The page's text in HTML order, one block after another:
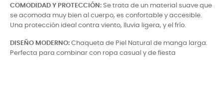
COMODIDAD Y PROTECCIÓN: Se trata de un material suave que
se acomoda muy bien al cuerpo, es confortable y accesible.
Una protección ideal contra viento, lluvia ligera, y el frío.
DISEÑO MODERNO: Chaqueta de Piel Natural de manga larga.
Perfecta para combinar con ropa casual y de fiesta